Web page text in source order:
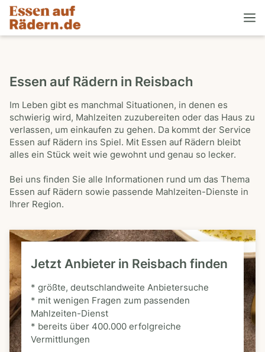
Essen auf Rädern in Reisbach
Im Leben gibt es manchmal Situationen, in denen es
schwierig wird, Mahlzeiten zuzubereiten oder das Haus zu
verlassen, um einkaufen zu gehen. Da kommt der Service
Essen auf Rädern ins Spiel. Mit Essen auf Rädern bleibt
alles ein Stück weit wie gewohnt und genau so lecker.
Bei uns finden Sie alle Informationen rund um das Thema
Essen auf Rädern sowie passende Mahlzeiten-Dienste in
Ihrer Region.
Jetzt Anbieter in Reisbach finden
* größte, deutschlandweite Anbietersuche
* mit wenigen Fragen zum passenden
Mahlzeiten-Dienst
* bereits über 400.000 erfolgreiche
Vermittlungen